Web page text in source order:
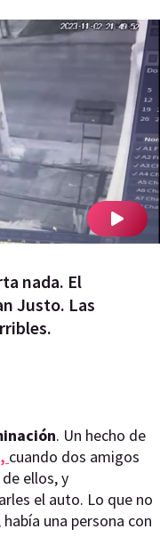
nada. El
Justo. Las
. Un hecho de
cuando dos amigos
ellos, y
el auto. Lo que no
una persona con